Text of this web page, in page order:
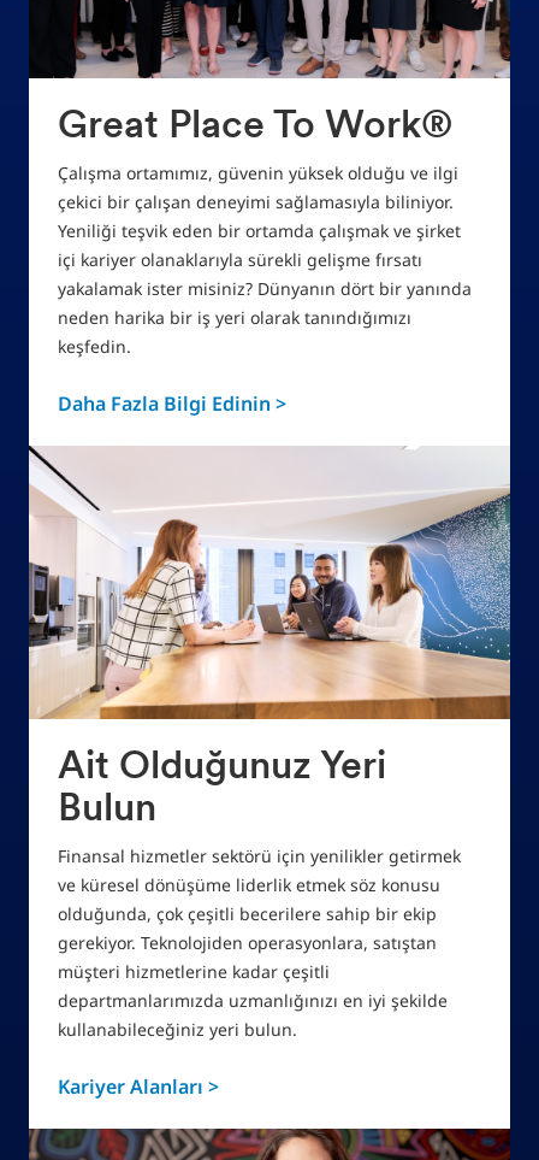
Great Place To Work®
Çalışma ortamımız, güvenin yüksek olduğu ve ilgi
çekici bir çalışan deneyimi sağlamasıyla biliniyor.
Yeniliği teşvik eden bir ortamda çalışmak ve şirket
içi kariyer olanaklarıyla sürekli gelişme fırsatı
yakalamak ister misiniz? Dünyanın dört bir yanında
neden harika bir iş yeri olarak tanındığımızı
keşfedin.
Daha Fazla Bilgi Edinin >
Ait Olduğunuz Yeri
Bulun
Finansal hizmetler sektörü için yenilikler getirmek
ve küresel dönüşüme liderlik etmek söz konusu
olduğunda, çok çeşitli becerilere sahip bir ekip
gerekiyor. Teknolojiden operasyonlara, satıştan
müşteri hizmetlerine kadar çeşitli
departmanlarımızda uzmanlığınızı en iyi şekilde
kullanabileceğiniz yeri bulun.
Kariyer Alanları >